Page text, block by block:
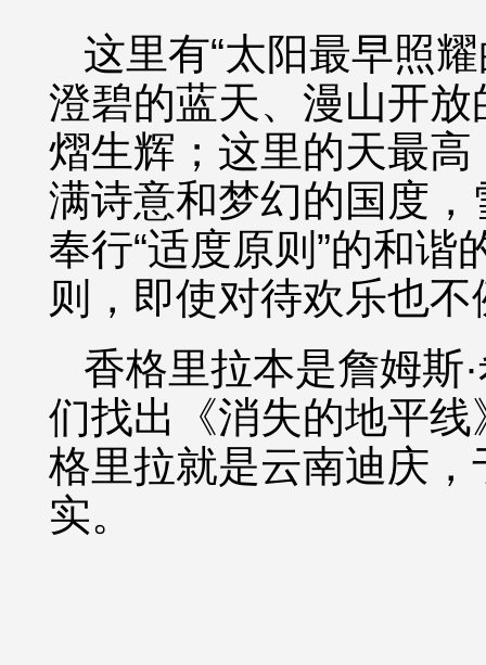
这里有“太阳最早照
澄碧的蓝天、漫山开
熠生辉；这里的天最
满诗意和梦幻的国度
奉行“适度原则”的和
则，即使对待欢乐也不
香格里拉本是詹姆斯
们找出《消失的地平
格里拉就是云南迪庆
实。